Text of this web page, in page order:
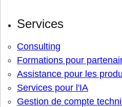
Services
Consulting
Formations pour
Assistance pour les
Services pour l'IA
Gestion de compte